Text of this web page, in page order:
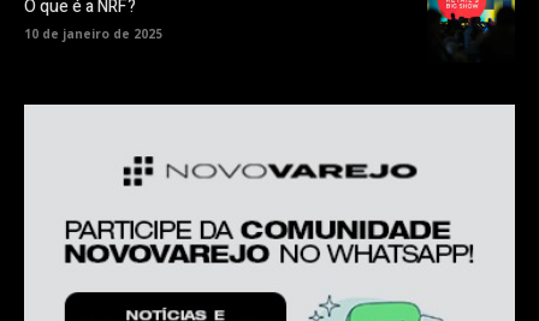
O que é a NRF?
10 de janeiro de 2025